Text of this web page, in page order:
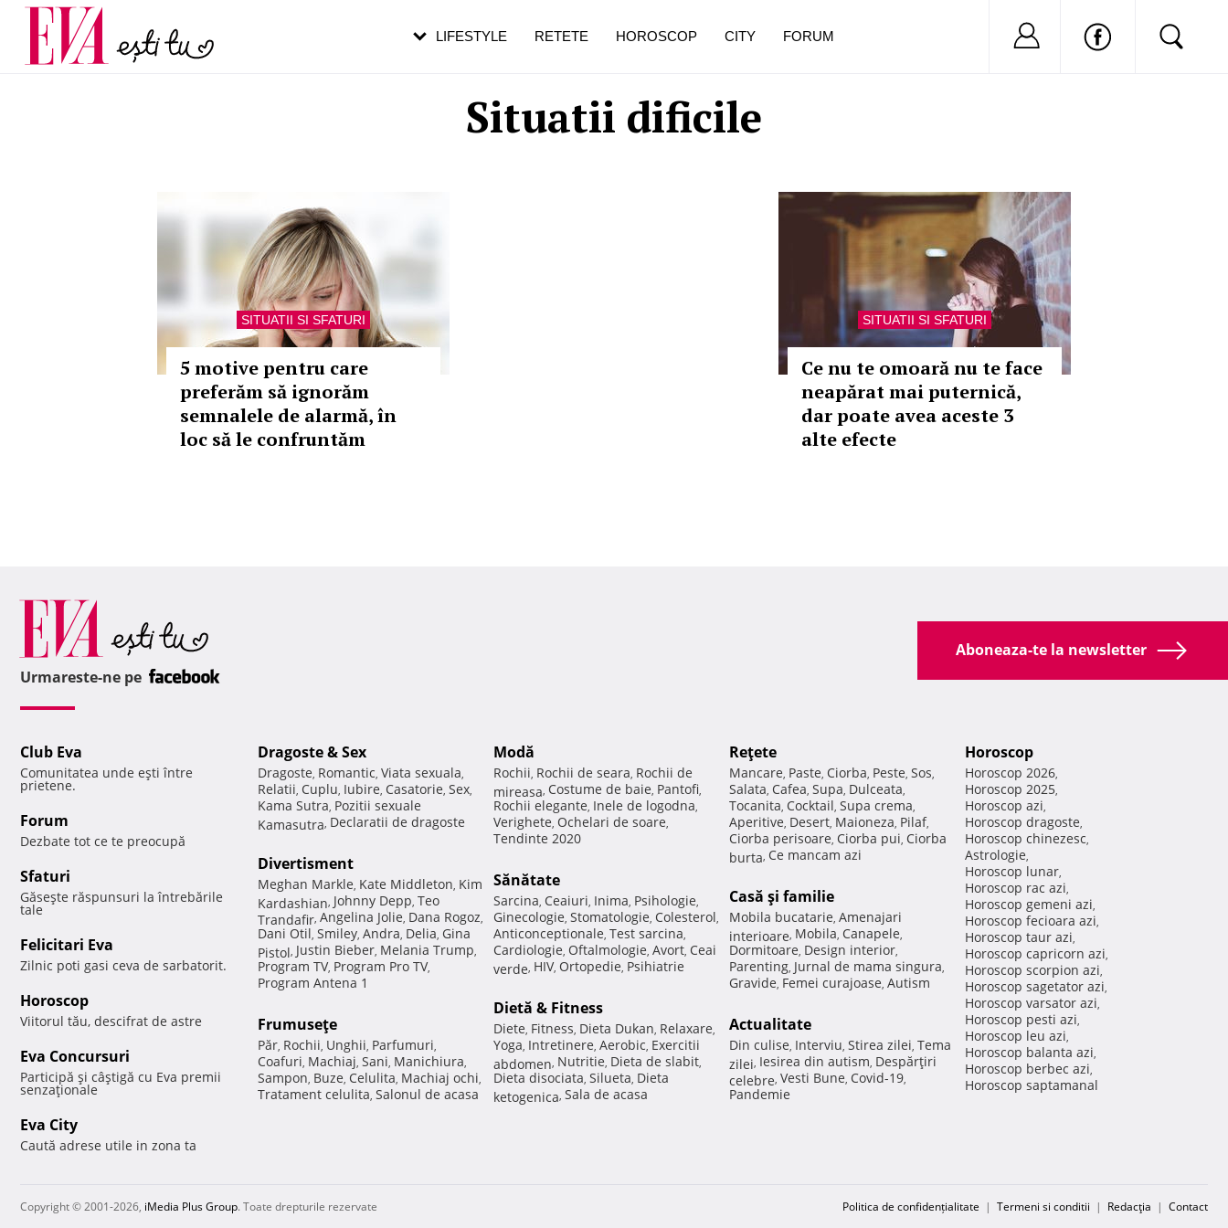
Situatii dificile
SITUATII SI SFATURI
5 motive pentru care
preferăm să ignorăm
semnalele de alarmă, în
loc să le confruntăm
SITUATII SI SFATURI
Ce nu te omoară nu te face
neapărat mai puternică,
dar poate avea aceste 3
alte efecte
LIFESTYLE RETETE HOROSCOP CITY FORUM Nu ai cont?
Carieră
Actualitate
pe măsură ce înaintezi în vârstă
Aboneaza-te la newsletter
Urmareste-ne pe
Club Eva
Comunitatea unde eşti între
prietene.
Forum
Dezbate tot ce te preocupă
Sfaturi
Găseşte răspunsuri la întrebările
tale
Felicitari Eva
Zilnic poti gasi ceva de sarbatorit.
Horoscop
Viitorul tău, descifrat de astre
Eva Concursuri
Participă şi câştigă cu Eva premii
senzaţionale
Eva City
Caută adrese utile in zona ta
Dragoste & Sex
Dragoste, Romantic, Viata sexuala,
Relatii, Cuplu, Iubire, Casatorie, Sex,
Kama Sutra, Pozitii sexuale
Kamasutra, Declaratii de dragoste
Divertisment
Meghan Markle, Kate Middleton, Kim
Kardashian, Johnny Depp, Teo
Trandafir, Angelina Jolie, Dana Rogoz,
Dani Otil, Smiley, Andra, Delia, Gina
Pistol, Justin Bieber, Melania Trump,
Program TV, Program Pro TV,
Program Antena 1
Frumuseţe
Păr, Rochii, Unghii, Parfumuri,
Coafuri, Machiaj, Sani, Manichiura,
Sampon, Buze, Celulita, Machiaj ochi,
Tratament celulita, Salonul de acasa
Modă
Rochii, Rochii de seara, Rochii de
mireasa, Costume de baie, Pantofi,
Rochii elegante, Inele de logodna,
Verighete, Ochelari de soare,
Tendinte 2020
Sănătate
Sarcina, Ceaiuri, Inima, Psihologie,
Ginecologie, Stomatologie, Colesterol,
Anticonceptionale, Test sarcina,
Cardiologie, Oftalmologie, Avort, Ceai
verde, HIV, Ortopedie, Psihiatrie
Dietă & Fitness
Diete, Fitness, Dieta Dukan, Relaxare,
Yoga, Intretinere, Aerobic, Exercitii
abdomen, Nutritie, Dieta de slabit,
Dieta disociata, Silueta, Dieta
ketogenica, Sala de acasa
Reţete
Mancare, Paste, Ciorba, Peste, Sos,
Salata, Cafea, Supa, Dulceata,
Tocanita, Cocktail, Supa crema,
Aperitive, Desert, Maioneza, Pilaf,
Ciorba perisoare, Ciorba pui, Ciorba
burta, Ce mancam azi
Casă şi familie
Mobila bucatarie, Amenajari
interioare, Mobila, Canapele,
Dormitoare, Design interior,
Parenting, Jurnal de mama singura,
Gravide, Femei curajoase, Autism
Actualitate
Din culise, Interviu, Stirea zilei, Tema
zilei, Iesirea din autism, Despărţiri
celebre, Vesti Bune, Covid-19,
Pandemie
Horoscop
Horoscop 2026,
Horoscop 2025,
Horoscop azi,
Horoscop dragoste,
Horoscop chinezesc,
Astrologie,
Horoscop lunar,
Horoscop rac azi,
Horoscop gemeni azi,
Horoscop fecioara azi,
Horoscop taur azi,
Horoscop capricorn azi,
Horoscop scorpion azi,
Horoscop sagetator azi,
Horoscop varsator azi,
Horoscop pesti azi,
Horoscop leu azi,
Horoscop balanta azi,
Horoscop berbec azi,
Horoscop saptamanal
Copyright © 2001-2026, iMedia Plus Group. Toate drepturile rezervate Politica de confidențialitate | Termeni si conditii | Redacţia | Contact